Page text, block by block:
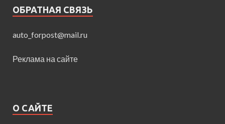
ОБРАТНАЯ СВЯЗЬ
auto_forpost@mail.ru
Реклама на сайте
О САЙТЕ